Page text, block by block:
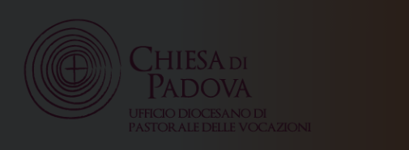
content